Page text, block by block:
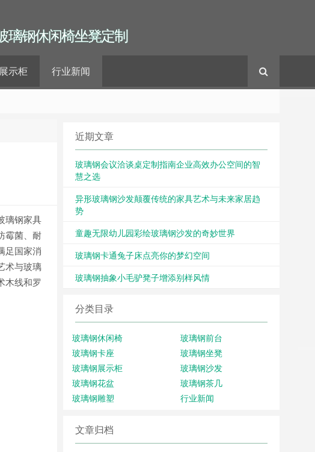
璃钢休闲椅坐凳定制
示柜 行业新闻
璃钢家具
霉菌、耐
足国家消
术与玻璃
木线和罗
近期文章
玻璃钢会议洽谈桌定制指南企业高效办公空间的智
慧之选
异形玻璃钢沙发颠覆传统的家具艺术与未来家居趋
势
童趣无限幼儿园彩绘玻璃钢沙发的奇妙世界
玻璃钢卡通兔子床点亮你的梦幻空间
玻璃钢抽象小毛驴凳子增添别样风情
分类目录
玻璃钢休闲椅
玻璃钢前台
玻璃钢卡座
玻璃钢坐凳
玻璃钢展示柜
玻璃钢沙发
玻璃钢花盆
玻璃钢茶几
玻璃钢雕塑
行业新闻
文章归档